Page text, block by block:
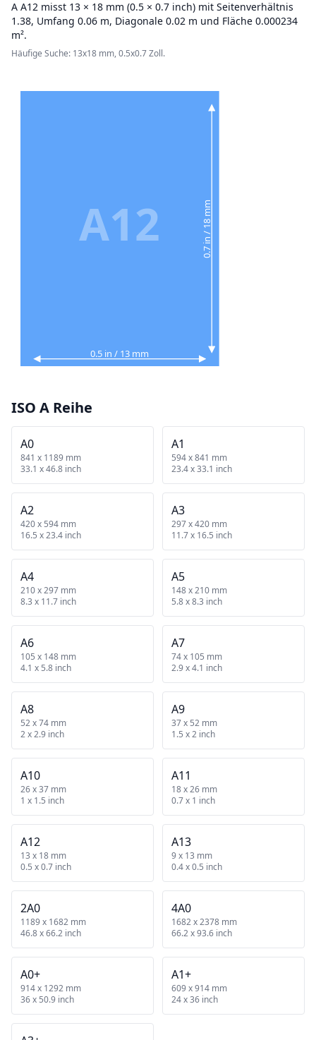
A A12 misst 13 × 18 mm (0.5 × 0.7 inch) mit Seitenverhältnis
1.38, Umfang 0.06 m, Diagonale 0.02 m und Fläche 0.000234
m².
Häufige Suche: 13x18 mm, 0.5x0.7 Zoll.
0.5 in / 13 mm
0.7 in / 18 mm
A12
ISO A Reihe
A0
841 x 1189 mm
33.1 x 46.8 inch
A1
594 x 841 mm
23.4 x 33.1 inch
A2
420 x 594 mm
16.5 x 23.4 inch
A3
297 x 420 mm
11.7 x 16.5 inch
A4
210 x 297 mm
8.3 x 11.7 inch
A5
148 x 210 mm
5.8 x 8.3 inch
A6
105 x 148 mm
4.1 x 5.8 inch
A7
74 x 105 mm
2.9 x 4.1 inch
A8
52 x 74 mm
2 x 2.9 inch
A9
37 x 52 mm
1.5 x 2 inch
A10
26 x 37 mm
1 x 1.5 inch
A11
18 x 26 mm
0.7 x 1 inch
A12
13 x 18 mm
0.5 x 0.7 inch
A13
9 x 13 mm
0.4 x 0.5 inch
2A0
1189 x 1682 mm
46.8 x 66.2 inch
4A0
1682 x 2378 mm
66.2 x 93.6 inch
A0+
914 x 1292 mm
36 x 50.9 inch
A1+
609 x 914 mm
24 x 36 inch